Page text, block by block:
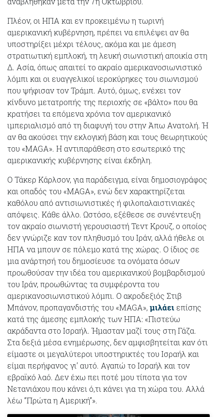
Πλέον, οι ΗΠΑ και εν προκειμένω η τωρινή
αμερικανική κυβέρνηση, πρέπει να επιλέψειαν θα
υποστηρίξει μέχρι τέλους, ακόμα και με άμεση
στρατιωτική εμπλοκή, τη λευκή σιωνιστική αποικία στη
Δ. Ασία, όπως απαιτεί το ακραίο αμερικανοσιωνιστικό
λόμπι και οι ευαγγελικοί ιεροκύρηκες του σιωνισμού
που ψήφισαν τον Τράμπ. Αυτό, όμως, ενέχει τον
κίνδυνο μετατροπής της περιοχής σε «βάλτο» που θα
κρατήσει τα επόμενα χρόνια τον αμερικανικό
ιμπεριαλισμό από τη διαφυγή του στην Άπω Ανατολή. Ή
αν θα ακούσει την εκλογική βάση και τους θεωρητικούς
του «MAGA». Η αντιπαράθεση στο εσωτερικό της
αμερικανικής κυβέρνησης είναι έκδηλη.
Ο Τάκερ Κάρλσον, για παράδειγμα, είναι δημοσιογράφος
και οπαδός του «MAGA», ενώ δεν χαρακτηρίζεται
καθόλου από αντισιωνιστικές ή φιλοπαλαιστινιακές
απόψεις. Κάθε άλλο. Ωστόσο, εξέθεσε σε συνέντευξη
τον ακραίο σιωνιστή γερουσιαστή Τεντ Κρουζ, ο οποίος
δεν γνώριζε καν τον πληθυσμό του Ιράν, αλλά ήθελε οι
ΗΠΑ να μπουν σε πόλεμο κατά της χώρας. Ο ίδιος σε
μια ανάρτησή του δημοσίευσε τα ονόματα όσων
προωθούσαν την ιδέα του αμερικανικού βομβαρδισμού
του Ιράν, προωθώντας τα συμφέροντα του
αμερικανοσιωνιστικού λόμπι. Ο ακροδεξιός Στιβ
Μπάνον, προπαγανδιστής του «MAGA»,μιλάειεπίσης
κατά της άμεσης εμπλοκής των ΗΠΑ: «Πιστεύω
ακράδαντα στο Ισραήλ. Ήμασταν μαζί τους στη Γάζα.
Στα δεξιά μέσα ενημέρωσης, δεν αμφισβητείται καν ότι
είμαστε οι μεγαλύτεροι υποστηρικτές του Ισραήλ και
είμαι περήφανος γι’ αυτό. Αγαπώ το Ισραήλ και τον
εβραϊκό λαό. Δεν έχω πει ποτέ μου τίποτα για τον
Νετανιάχου που κάνει ό,τι κάνει για τη χώρα του. Αλλά
λέω “Πρώτα η Αμερική”».